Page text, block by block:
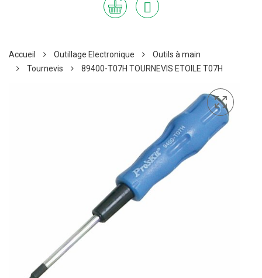
Accueil Outillage Electronique
Outils à main
Tournevis
89400-T07H TOURNEVIS ETOILE T07H